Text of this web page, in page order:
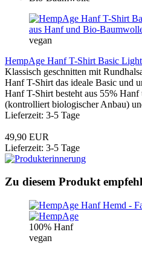
vegan
HempAge Hanf T-Shirt Basic
Klassisch geschnitten mit
Hanf T-Shirt das ideale Basic und
Hanf T-Shirt besteht aus 55%
(kontrolliert biologischer Anbau)
Lieferzeit: 3-5 Tage
49,90 EUR
Lieferzeit: 3-5 Tage
Zu diesem Produkt
100% Hanf
vegan